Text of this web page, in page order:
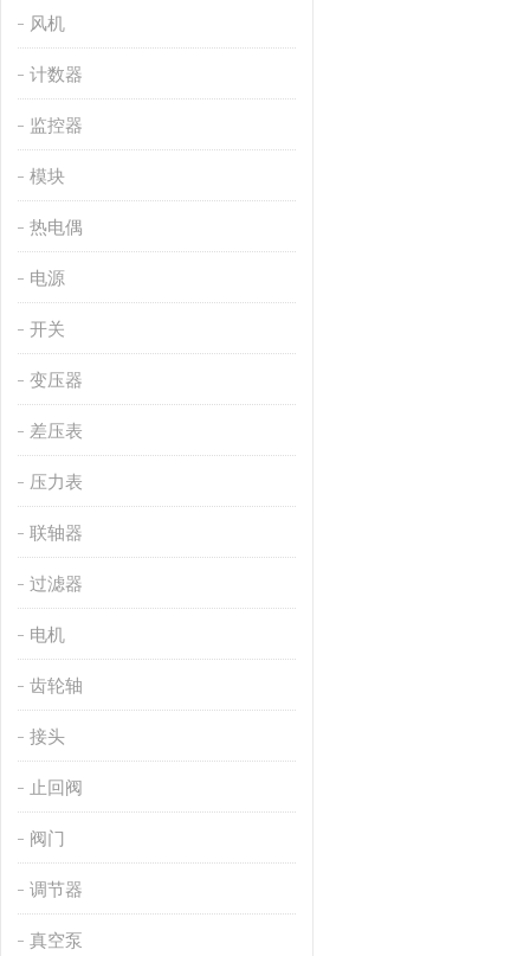
风机
计数器
监控器
模块
热电偶
电源
开关
变压器
差压表
压力表
联轴器
过滤器
电机
齿轮轴
接头
止回阀
阀门
调节器
真空泵